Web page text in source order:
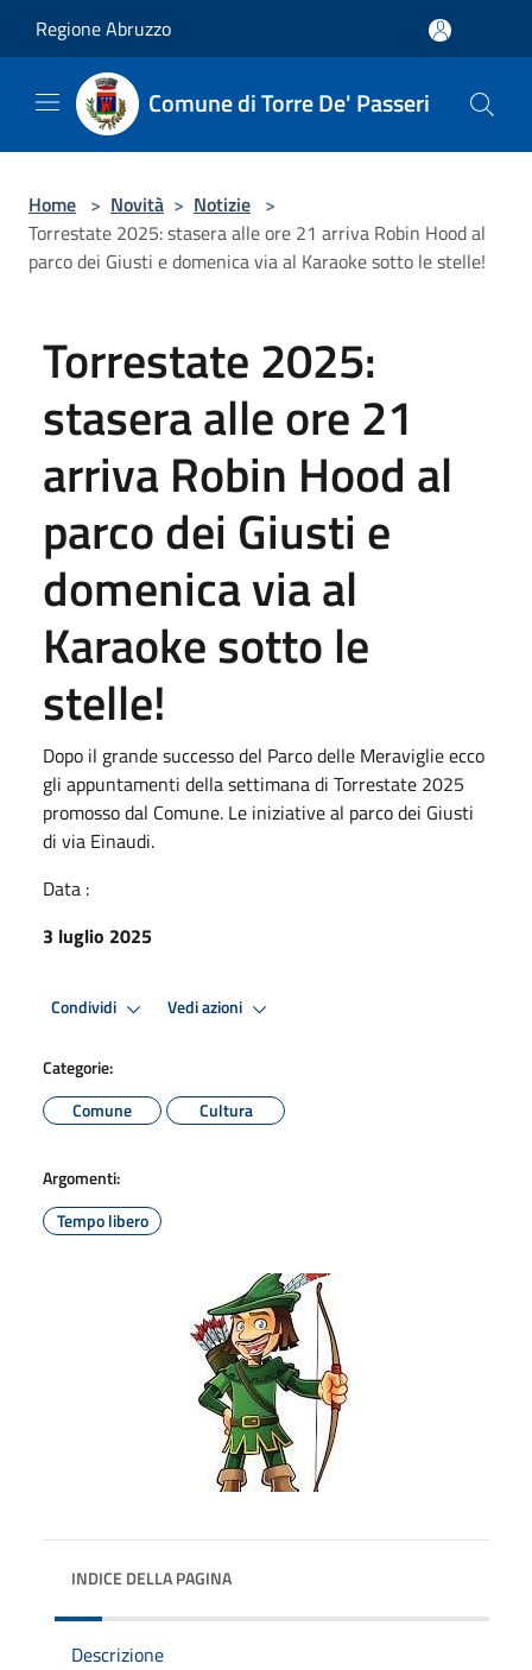
Regione Abruzzo
Comune di Torre De' Passeri
Home > Novità > Notizie >
Torrestate 2025: stasera alle ore 21 arriva Robin Hood al
parco dei Giusti e domenica via al Karaoke sotto le stelle!
Torrestate 2025:
stasera alle ore 21
arriva Robin Hood al
parco dei Giusti e
domenica via al
Karaoke sotto le
stelle!
Dopo il grande successo del Parco delle Meraviglie ecco
gli appuntamenti della settimana di Torrestate 2025
promosso dal Comune. Le iniziative al parco dei Giusti
di via Einaudi.
Data :
3 luglio 2025
Condividi Vedi azioni
Categorie:
Comune
Cultura
Argomenti:
Tempo libero
INDICE DELLA PAGINA
Descrizione